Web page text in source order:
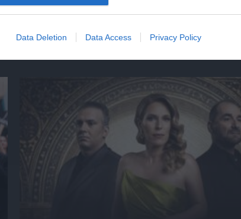
Data Deletion Data Access Privacy Policy